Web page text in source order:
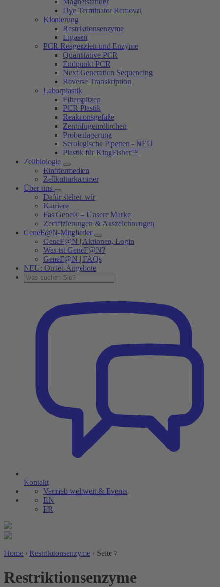
Magnetständer
Dye Terminator Removal
Klonierung
Restriktionsenzyme
Ligasen
PCR Reagenzien und Enzyme
Quantitative PCR
Endpunkt PCR
Next Generation Sequencing
Reverse Transkription
Laborplastik
Filterspitzen
PCR Plastik
Reaktionsgefäße
Zentrifugenröhrchen
Probenlagerung
Serologische Pipetten - NEU
Plastik für KingFisher™
Zellbiologie
Einfriermedien
Zellkulturkammer
Über uns
Dafür stehen wir
Karriere
FastGene® – Unsere Marke
Zertifizierungen & Auszeichnungen
GeneF@N-Mitglieder
GeneF@N | Aktionen, Login
Was ist GeneF@N?
GeneF@N | FAQs
NEU: Outlet-Angebote
Kontakt
Vertrieb weltweit & Events
EN
FR
Home › Restriktionsenzyme › Seite 7
Restriktionsenzyme